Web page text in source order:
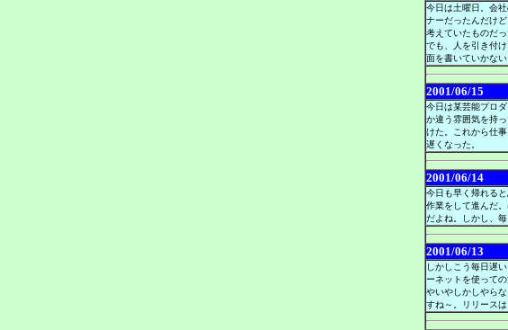
今日は土曜日。会
ナーだったんだけ
考えていたものだ
でも、人を引き付
面を書いていかない
2001/06/15
今日は某芸能プロ
か違う雰囲気を持
けた。これから仕
遅くなった。
2001/06/14
今日も早く帰れる
作業をして進んだ
だよね。しかし、
2001/06/13
しかしこう毎日遅
ーネットを使って
やいやしかしやら
すね～。リリース